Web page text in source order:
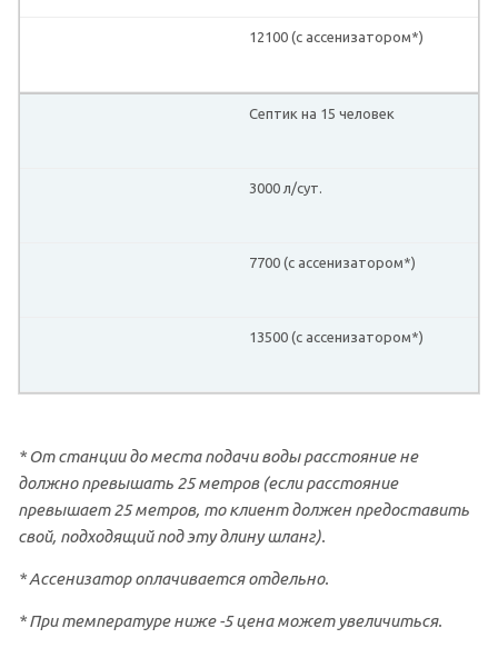
12100 (с ассенизатором*)
Септик на 15 человек
3000 л/сут.
7700 (с ассенизатором*)
13500 (с ассенизатором*)
* От станции до места подачи воды расстояние не
должно превышать 25 метров (если расстояние
превышает 25 метров, то клиент должен предоставить
свой, подходящий под эту длину шланг).
* Ассенизатор оплачивается отдельно.
* При температуре ниже -5 цена может увеличиться.